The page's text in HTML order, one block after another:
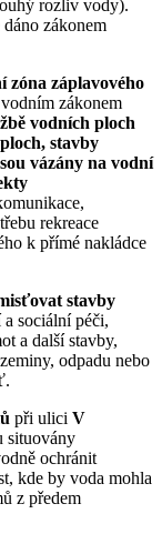
rozliv vody).
zákonem
zóna záplavového
zákonem
vodních ploch
stavby
vázány na vodní
rekreace
k přímé nakládce
stavby
sociální péči,
a další stavby,
odpadu nebo
při ulici V
situovány
ochránit
kde by voda mohla
z předem